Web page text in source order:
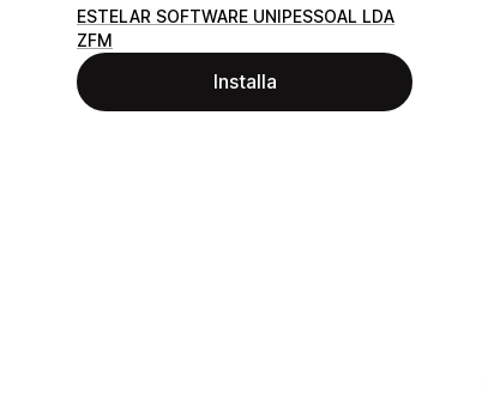
ESTELAR SOFTWARE UNIPESSOAL LDA
ZFM
Installa